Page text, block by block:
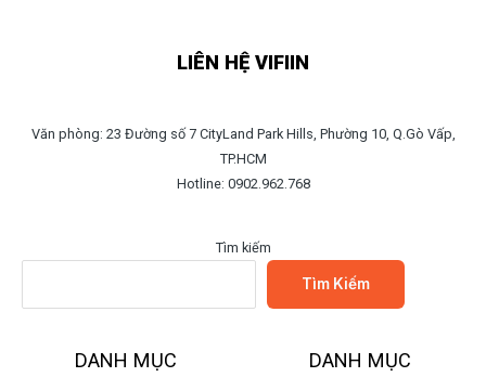
LIÊN HỆ VIFIIN
Văn phòng: 23 Đường số 7 CityLand Park Hills, Phường 10, Q.Gò Vấp,
TP.HCM
Hotline: 0902.962.768
Tìm kiếm
Tìm Kiếm
DANH MỤC DANH MỤC